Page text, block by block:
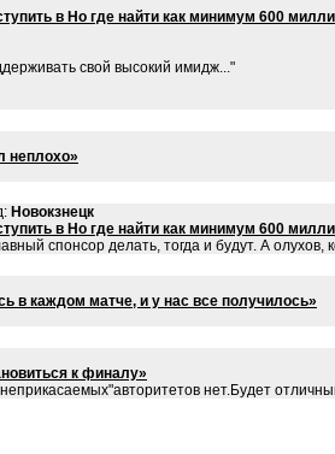
в Но где найти как минимум 600
свой высокий имидж..."
неплохо»
Новокзнецк
в Но где найти как минимум 600
спонсор делать, тогда и будут. А
в каждом матче, и у нас все получилось»
к финалу»
нет.Будет